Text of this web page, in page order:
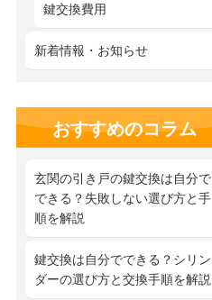
鍵交換費用
新着情報・お知らせ
おすすめのコラム
玄関の引き戸の鍵交換は自分で
できる？失敗しない選び方と手
順を解説
鍵交換は自分でできる？シリン
ダーの選び方と交換手順を解説